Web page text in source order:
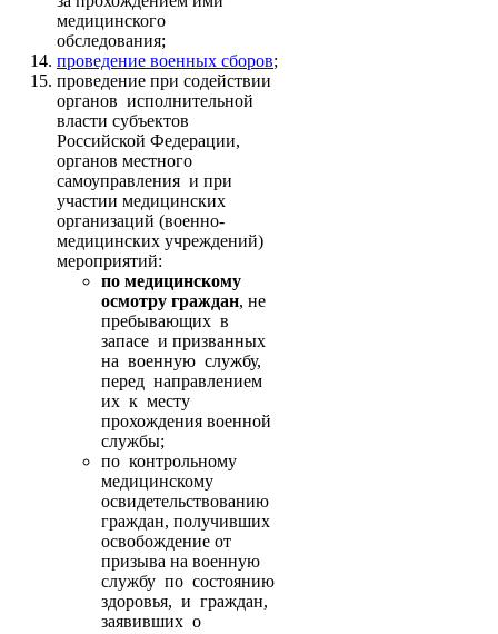
медицинского
обследования;
проведение военных сборов;
проведение при содействии
органов исполнительной
власти субъектов
Российской Федерации,
органов местного
самоуправления и при
участии медицинских
организаций (военно-
медицинских учреждений)
мероприятий:
по медицинскому
осмотру граждан, не
пребывающих в
запасе и призванных
на военную службу,
перед направлением
их к месту
прохождения военной
службы;
по контрольному
медицинскому
освидетельствованию
граждан, получивших
освобождение от
призыва на военную
службу по состоянию
здоровья, и граждан,
заявивших о